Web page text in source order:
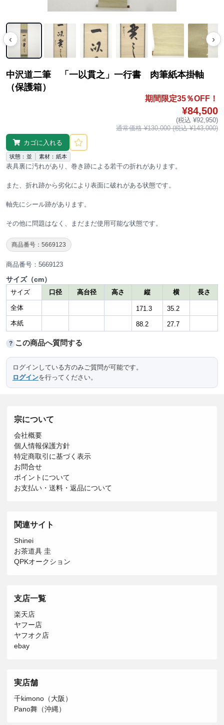
‹ ›
中沢道二筆 「一以貫之」一行書 肉筆紙本掛軸
（保護箱）
期間限定35％OFF！
¥84,500
(税込 ¥92,950)
通常価格 ¥130,000 (税込 ¥143,000)
カゴに入れる
状態：並 素材：紙本
表具裏に汚れがあり、巻き跡による若干の折れがあります。
また、折れ跡から劣化により表面に破れがある状態です。
軸先にシール跡があります。
その他に問題はなく、まだまだ使用可能な状態です。
商品番号：5669123
商品番号：5669123
サイズ（cm）
サイズ 口径 高台径 高さ 縦 横 長さ
全体 171.3
35.2
本紙
88.2 27.7
? この商品へ質問する
ログインしている方のみご質問が可能です。
ログインを行ってください。
宗について
会社概要
個人情報保護方針
特定商取引に基づく表示
お問合せ
ポイントについて
お支払い・送料・返品について
関連サイト
Shinei
お茶道具 圭
QPKオークション
支店一覧
楽天店
ヤフー店
ヤフオク店
ebay
実店舗
千kimono（大阪）
Pano舞（沖縄）